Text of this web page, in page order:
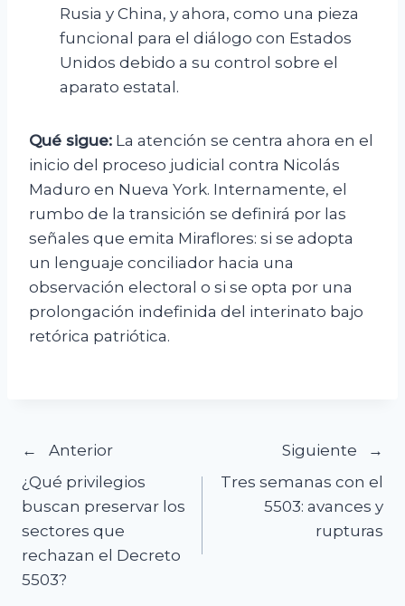
Rusia y China, y ahora, como una pieza
funcional para el diálogo con Estados
Unidos debido a su control sobre el
aparato estatal.
Qué sigue: La atención se centra ahora en el
inicio del proceso judicial contra Nicolás
Maduro en Nueva York. Internamente, el
rumbo de la transición se definirá por las
señales que emita Miraflores: si se adopta
un lenguaje conciliador hacia una
observación electoral o si se opta por una
prolongación indefinida del interinato bajo
retórica patriótica.
Navegación
de
entradas
Anterior
¿Qué privilegios
buscan preservar los
sectores que
rechazan el Decreto
5503?
Siguiente
Tres semanas con el
5503: avances y
rupturas